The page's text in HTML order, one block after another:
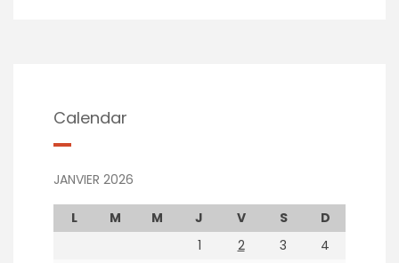
Calendar
JANVIER 2026
L M M J V S
D
1
2 3
4